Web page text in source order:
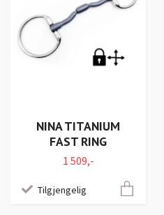
NINA TITANIUM
FAST RING
1 509,-
Tilgjengelig